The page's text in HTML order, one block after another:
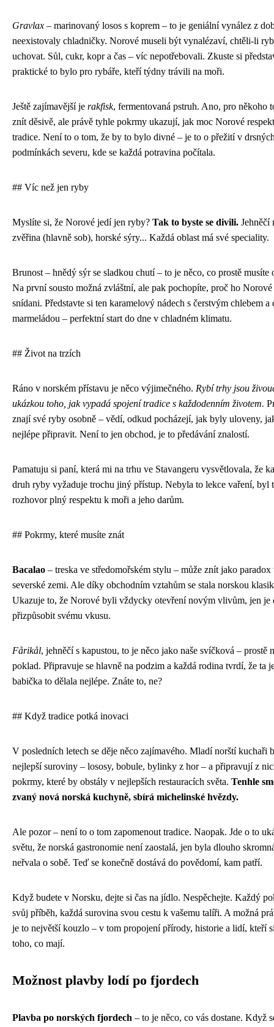
Gravlax – marinovaný losos s koprem – to je geniální vynález z
neexistovaly chladničky. Norové museli být vynalézaví, chtěli-li
uchovat. Sůl, cukr, kopr a čas – víc nepotřebovali. Zkuste si
praktické to bylo pro rybáře, kteří týdny trávili na moři.
Ještě zajímavější je rakfisk, fermentovaná pstruh. Ano, pro někoho
znít děsivě, ale právě tyhle pokrmy ukazují, jak moc Norové
tradice. Není to o tom, že by to bylo divné – je to o přežití v
podmínkách severu, kde se každá potravina počítala.
## Víc než jen ryby
Myslíte si, že Norové jedí jen ryby? Tak to byste se divili. Jehněčí
zvěřina (hlavně sob), horské sýry... Každá oblast má své speciality.
Brunost – hnědý sýr se sladkou chutí – to je něco, co prostě musíte
Na první sousto možná zvláštní, ale pak pochopíte, proč ho
snídani. Představte si ten karamelový nádech s čerstvým chlebem a
marmeládou – perfektní start do dne v chladném klimatu.
## Život na trzích
Ráno v norském přístavu je něco výjimečného. Rybí trhy jsou
ukázkou toho, jak vypadá spojení tradice s každodenním životem.
znají své ryby osobně – vědí, odkud pocházejí, jak byly uloveny,
nejlépe připravit. Není to jen obchod, je to předávání znalostí.
Pamatuju si paní, která mi na trhu ve Stavangeru vysvětlovala, že
druh ryby vyžaduje trochu jiný přístup. Nebyla to lekce vaření, byl
rozhovor plný respektu k moři a jeho darům.
## Pokrmy, které musíte znát
Bacalao – treska ve středomořském stylu – může znít jako paradox
severské zemi. Ale díky obchodním vztahům se stala norskou
Ukazuje to, že Norové byli vždycky otevření novým vlivům, jen je
přizpůsobit svému vkusu.
Fårikål, jehněčí s kapustou, to je něco jako naše svíčková – prostě
poklad. Připravuje se hlavně na podzim a každá rodina tvrdí, že ta
babička to dělala nejlépe. Znáte to, ne?
## Když tradice potká inovaci
V posledních letech se děje něco zajímavého. Mladí norští kuchaři
nejlepší suroviny – lososy, bobule, bylinky z hor – a připravují z
pokrmy, které by obstály v nejlepších restauracích světa. Tenhle
zvaný nová norská kuchyně, sbírá michelinské hvězdy.
Ale pozor – není to o tom zapomenout tradice. Naopak. Jde o to
světu, že norská gastronomie není zaostalá, jen byla dlouho
neřvala o sobě. Teď se konečně dostává do povědomí, kam patří.
Když budete v Norsku, dejte si čas na jídlo. Nespěchejte. Každý
svůj příběh, každá surovina svou cestu k vašemu talíři. A možná
je to největší kouzlo – v tom propojení přírody, historie a lidí, kteří
toho, co mají.
Možnost plavby lodí po fjordech
Plavba po norských fjordech – to je něco, co vás dostane. Když